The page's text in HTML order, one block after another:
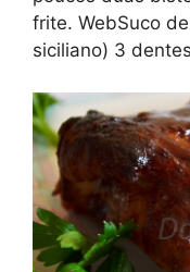
frite. WebSuco
siciliano) 3